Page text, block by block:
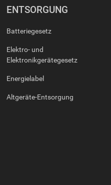
ENTSORGUNG
Batteriegesetz
Elektro- und
Elektronikgerätegesetz
Energielabel
Altgeräte-Entsorgung